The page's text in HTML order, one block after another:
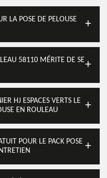
LA POSE DE PELOUSE
58110 MÉRITE DE SE
HJ ESPACES VERTS LE
EN ROULEAU
POUR LE PACK POSE